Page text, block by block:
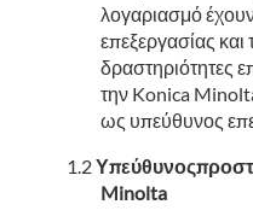
λογαριασμό
επεξεργασίας
δραστηριότητες
την Konica
ως υπεύθυνος
Minolta